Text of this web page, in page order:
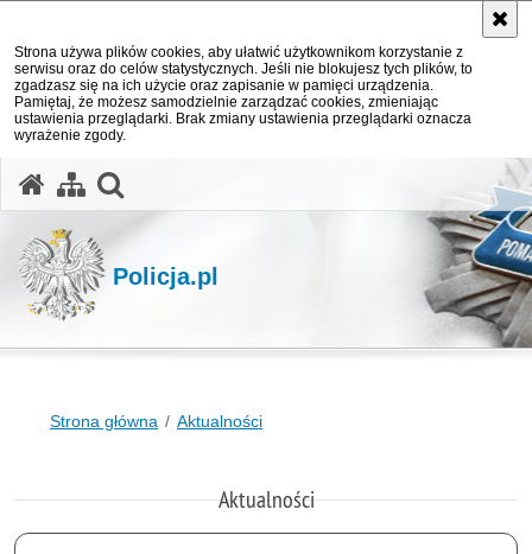
Strona używa plików cookies, aby ułatwić użytkownikom korzystanie z
serwisu oraz do celów statystycznych. Jeśli nie blokujesz tych plików, to
zgadzasz się na ich użycie oraz zapisanie w pamięci urządzenia.
Pamiętaj, że możesz samodzielnie zarządzać cookies, zmieniając
ustawienia przeglądarki. Brak zmiany ustawienia przeglądarki oznacza
wyrażenie zgody.
Policja.pl
Strona główna Aktualności
Aktualności